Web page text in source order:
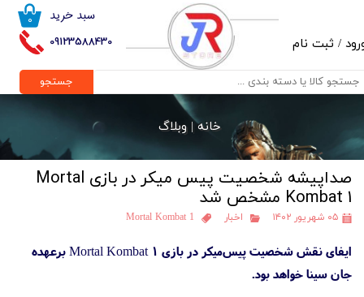
09123588430
۰ سبد خرید
/ ثبت نام
حساب کاربری من
تغییر گذر واژه
خروج از حساب کاربری
جستجو
خانه |وبلاگ
صداپیشه شخصیت پیس میکر در بازی Mortal
Kombat 1 مشخص شد
۰۵ شهریور ۱۴۰۲ اخبار Mortal Kombat 1
ایفای نقش شخصیت پیس‌میکر در بازی Mortal Kombat 1 برعهده
جان سینا خواهد بود.